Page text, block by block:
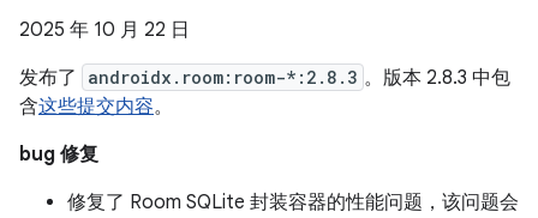
2025 年 10 月 22 日
发布了
androidx.room:room-*:2.8.3 。版本 2.8.3 中包
含这些提交内容。
bug 修复
修复了 Room SQLite 封装容器的性能问题，该问题会